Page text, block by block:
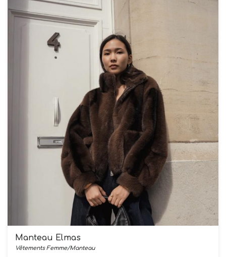
Manteau Elmas
Vêtements Femme/Manteau